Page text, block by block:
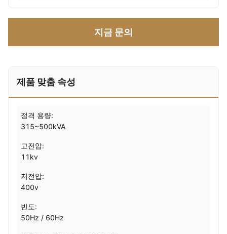
지금 문의
제품 맞춤 속성
정격 용량:
315~500kVA
고전압:
11kv
저전압:
400v
빈도:
50Hz / 60Hz